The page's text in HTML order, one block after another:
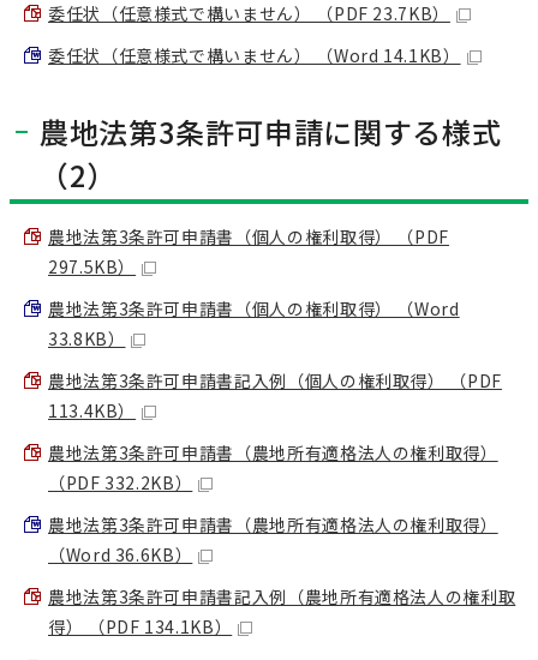
委任状（任意様式で構いません） （PDF 23.7KB）
委任状（任意様式で構いません） （Word 14.1KB）
農地法第3条許可申請に関する様式
（2）
農地法第3条許可申請書（個人の権利取得） （PDF
297.5KB）
農地法第3条許可申請書（個人の権利取得） （Word
33.8KB）
農地法第3条許可申請書記入例（個人の権利取得） （PDF
113.4KB）
農地法第3条許可申請書（農地所有適格法人の権利取得）
（PDF 332.2KB）
農地法第3条許可申請書（農地所有適格法人の権利取得）
（Word 36.6KB）
農地法第3条許可申請書記入例（農地所有適格法人の権利取
得） （PDF 134.1KB）